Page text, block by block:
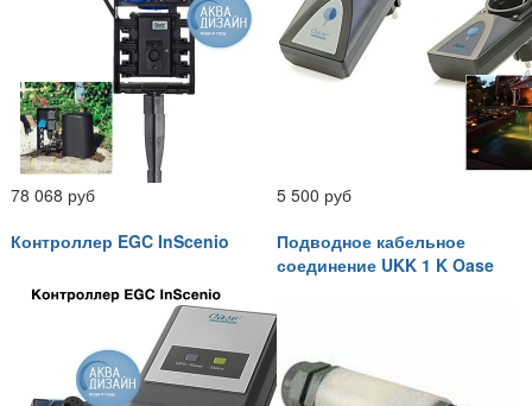
78 068 руб
5 500 руб
Контроллер EGC InScenio
Подводное кабельное
соединение UKK 1 K Oase